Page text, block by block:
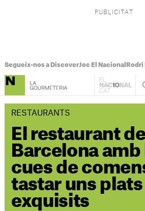
Segueix-nos a DiscoverJoc El Nacional Rodri
RESTAURANTS
El restaurant
Barcelona
cues de
tastar uns plats
exquisits